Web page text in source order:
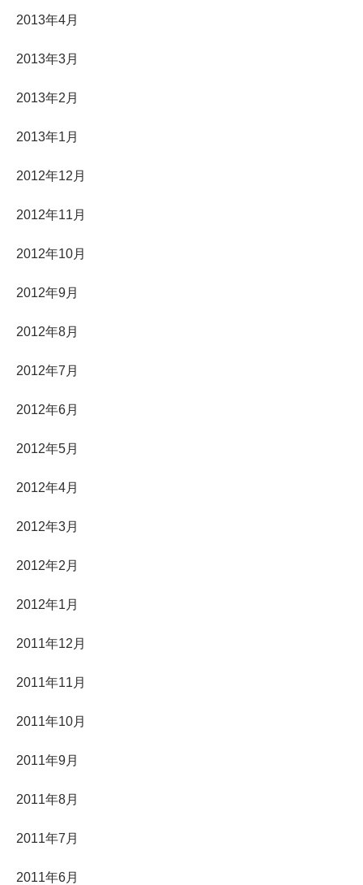
2013年4月
2013年3月
2013年2月
2013年1月
2012年12月
2012年11月
2012年10月
2012年9月
2012年8月
2012年7月
2012年6月
2012年5月
2012年4月
2012年3月
2012年2月
2012年1月
2011年12月
2011年11月
2011年10月
2011年9月
2011年8月
2011年7月
2011年6月